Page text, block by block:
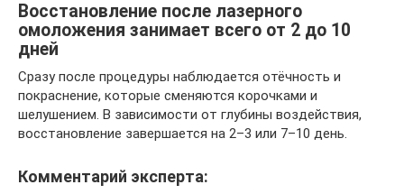
Восстановление после лазерного
омоложения занимает всего от 2 до 10
дней
Сразу после процедуры наблюдается отёчность и
покраснение, которые сменяются корочками и
шелушением. В зависимости от глубины воздействия,
восстановление завершается на 2–3 или 7–10 день.
Комментарий эксперта: